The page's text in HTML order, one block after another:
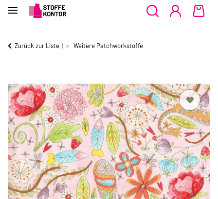
Zurück zur Liste Weitere Patchworkstoffe